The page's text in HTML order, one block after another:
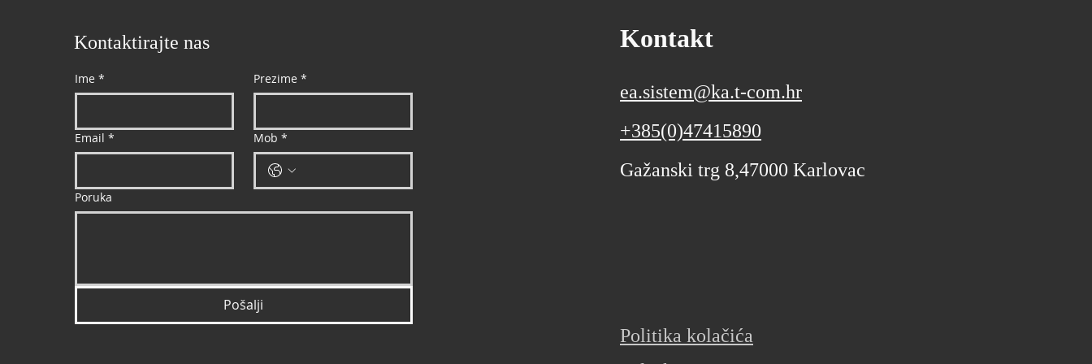
Kontaktirajte nas
Ime * Prezime *
Email * Mob *
Poruka
Pošalji
Kontakt
ea.sistem@ka.t-com.hr
+385(0)47415890
Gažanski trg 8,47000 Karlovac
Politika kolačića